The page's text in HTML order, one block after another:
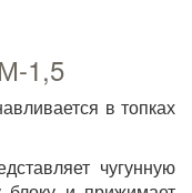
1,5
в топках
чугунную